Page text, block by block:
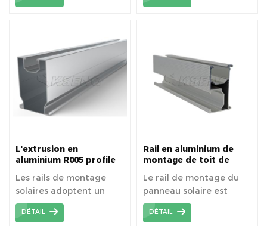
L'extrusion en
aluminium R005 profile
de voie de rail de
support de support de
module de picovolte
pour le système solaire
Les rails de montage
solaires adoptent un
alliage d'aluminium
anodisé.
DÉTAIL
Rail en aluminium de
montage de toit de
Le rail de montage du
panneau solaire est
constitué de profilés
d'extrusion en
DÉTAIL